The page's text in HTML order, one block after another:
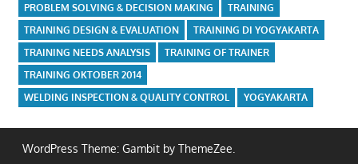
PROBLEM SOLVING & DECISION MAKING
TRAINING
TRAINING DESIGN & EVALUATION
TRAINING DI YOGYAKARTA
TRAINING NEEDS ANALYSIS
TRAINING OF TRAINER
TRAINING OKTOBER 2014
WELDING INSPECTION & QUALITY CONTROL
YOGYAKARTA
WordPress Theme: Gambit by ThemeZee.